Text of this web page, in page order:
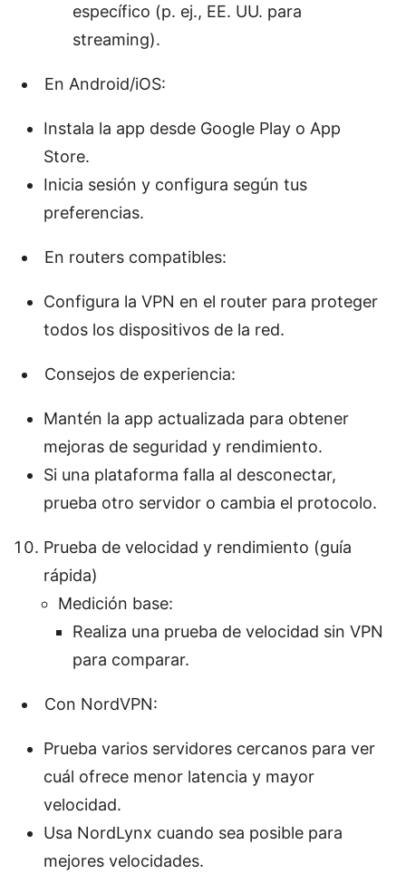
específico (p. ej., EE. UU. para
streaming).
En Android/iOS:
Instala la app desde Google Play o App
Store.
Inicia sesión y configura según tus
preferencias.
En routers compatibles:
Configura la VPN en el router para proteger
todos los dispositivos de la red.
Consejos de experiencia:
Mantén la app actualizada para obtener
mejoras de seguridad y rendimiento.
Si una plataforma falla al desconectar,
prueba otro servidor o cambia el protocolo.
Prueba de velocidad y rendimiento (guía
rápida)
Medición base:
Realiza una prueba de velocidad sin VPN
para comparar.
Con NordVPN:
Prueba varios servidores cercanos para ver
cuál ofrece menor latencia y mayor
velocidad.
Usa NordLynx cuando sea posible para
mejores velocidades.